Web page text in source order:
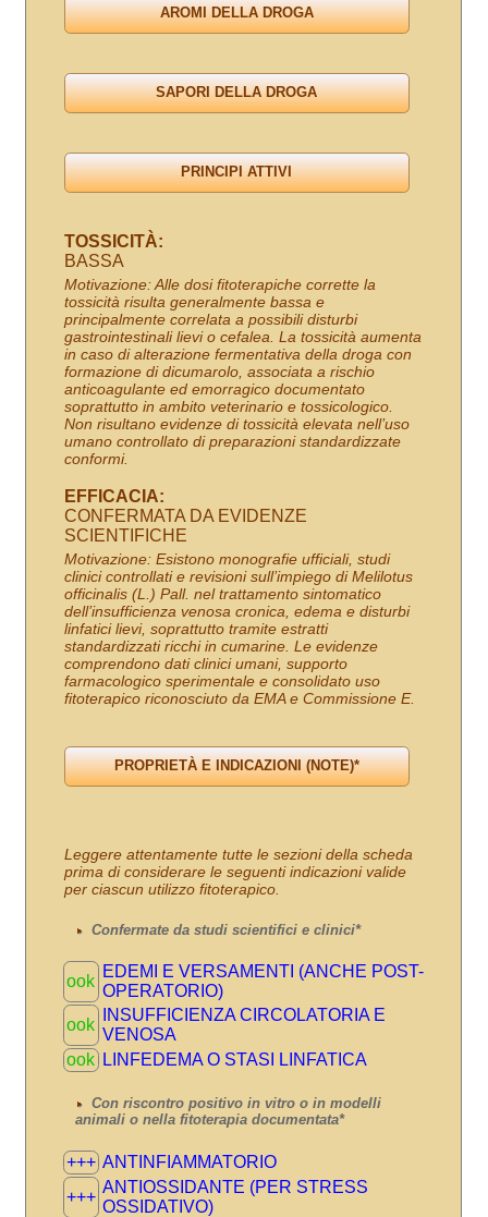
TOSSICITÀ:
BASSA
Motivazione: Alle dosi fitoterapiche corrette la
tossicità risulta generalmente bassa e
principalmente correlata a possibili disturbi
gastrointestinali lievi o cefalea. La tossicità aumenta
in caso di alterazione fermentativa della droga con
formazione di dicumarolo, associata a rischio
anticoagulante ed emorragico documentato
soprattutto in ambito veterinario e tossicologico.
Non risultano evidenze di tossicità elevata nell’uso
umano controllato di preparazioni standardizzate
conformi.
EFFICACIA:
CONFERMATA DA EVIDENZE
SCIENTIFICHE
Motivazione: Esistono monografie ufficiali, studi
clinici controllati e revisioni sull’impiego di Melilotus
officinalis (L.) Pall. nel trattamento sintomatico
dell’insufficienza venosa cronica, edema e disturbi
linfatici lievi, soprattutto tramite estratti
standardizzati ricchi in cumarine. Le evidenze
comprendono dati clinici umani, supporto
farmacologico sperimentale e consolidato uso
fitoterapico riconosciuto da EMA e Commissione E.
Leggere attentamente tutte le sezioni della scheda
prima di considerare le seguenti indicazioni valide
per ciascun utilizzo fitoterapico.
Confermate da studi scientifici e clinici*
ook
EDEMI E VERSAMENTI (ANCHE POST-
OPERATORIO)
ook
INSUFFICIENZA CIRCOLATORIA E
VENOSA
ook LINFEDEMA O STASI LINFATICA
Con riscontro positivo in vitro o in modelli
animali o nella fitoterapia documentata*
+++ ANTINFIAMMATORIO
+++
ANTIOSSIDANTE (PER STRESS
OSSIDATIVO)